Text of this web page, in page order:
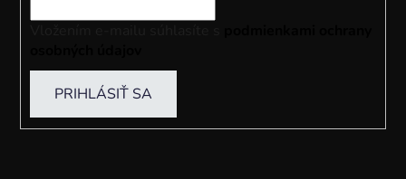
PRIHLÁSIŤ SA